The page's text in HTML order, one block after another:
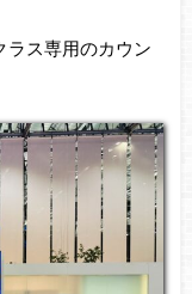
ラス専用のカウン